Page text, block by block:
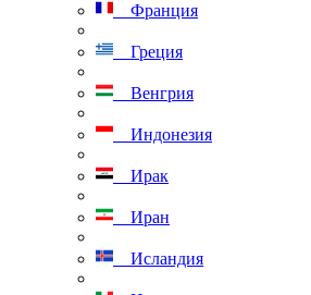
Франция
Греция
Венгрия
Индонезия
Ирак
Иран
Исландия